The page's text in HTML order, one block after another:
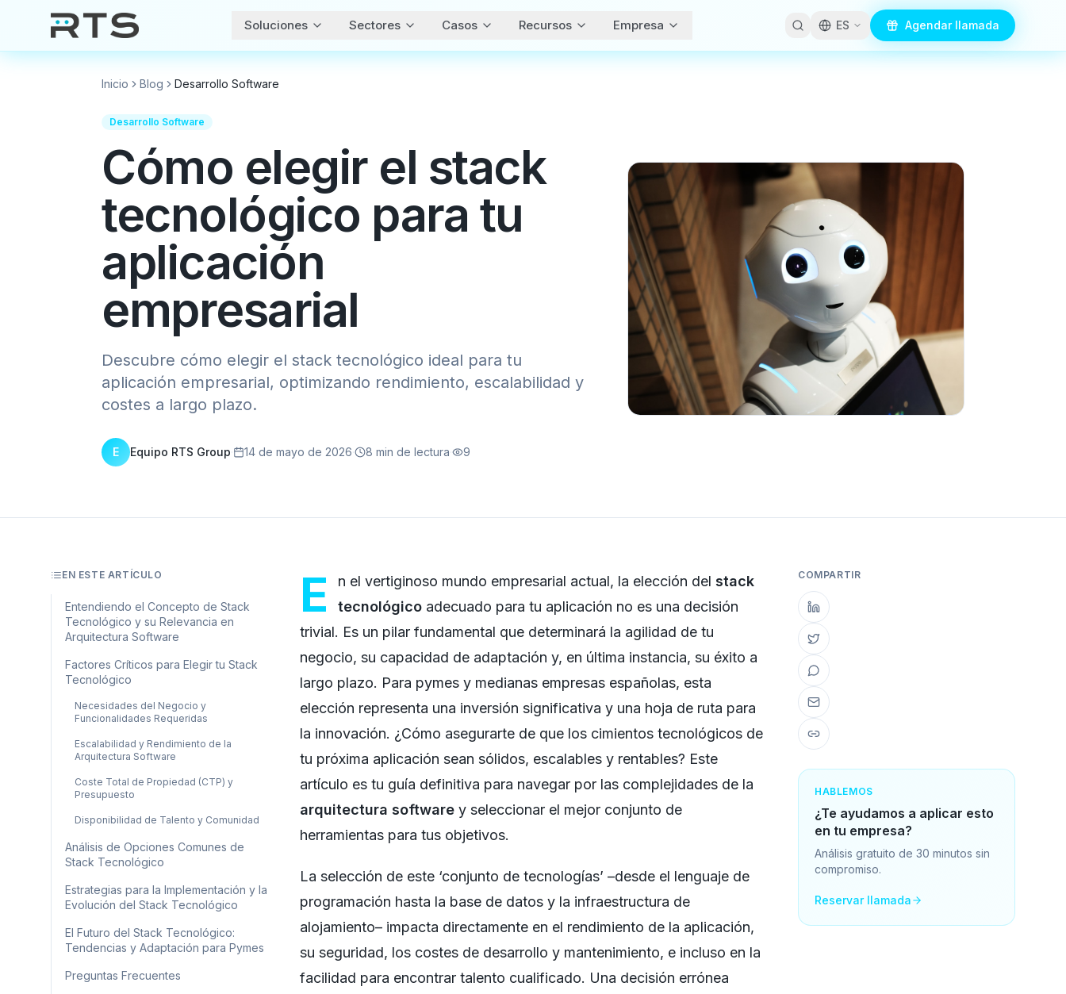
Soluciones Sectores Casos Recursos Empresa ES Agendar llamada
Inicio Blog Desarrollo Software
Desarrollo Software
Cómo elegir el stack
tecnológico para tu
aplicación
empresarial
Descubre cómo elegir el stack tecnológico ideal para tu
aplicación empresarial, optimizando rendimiento, escalabilidad y
costes a largo plazo.
E Equipo RTS Group· 14 de mayo de 2026· 8 min de lectura· 9
EN ESTE ARTÍCULO
Entendiendo el Concepto de Stack
Tecnológico y su Relevancia en
Arquitectura Software
Factores Críticos para Elegir tu Stack
Tecnológico
Necesidades del Negocio y
Funcionalidades Requeridas
Escalabilidad y Rendimiento de la
Arquitectura Software
Coste Total de Propiedad (CTP) y
Presupuesto
Disponibilidad de Talento y Comunidad
Análisis de Opciones Comunes de
Stack Tecnológico
Estrategias para la Implementación y la
Evolución del Stack Tecnológico
El Futuro del Stack Tecnológico:
Tendencias y Adaptación para Pymes
Preguntas Frecuentes
E n el vertiginoso mundo empresarial actual, la elección del stack
tecnológicoadecuado para tu aplicación no es una decisión
trivial. Es un pilar fundamental que determinará la agilidad de tu
negocio, su capacidad de adaptación y, en última instancia, su éxito a
largo plazo. Para pymes y medianas empresas españolas, esta
elección representa una inversión significativa y una hoja de ruta para
la innovación. ¿Cómo asegurarte de que los cimientos tecnológicos de
tu próxima aplicación sean sólidos, escalables y rentables? Este
artículo es tu guía definitiva para navegar por las complejidades de la
arquitectura softwarey seleccionar el mejor conjunto de
herramientas para tus objetivos.
La selección de este ‘conjunto de tecnologías’ –desde el lenguaje de
programación hasta la base de datos y la infraestructura de
alojamiento– impacta directamente en el rendimiento de la aplicación,
su seguridad, los costes de desarrollo y mantenimiento, e incluso en la
facilidad para encontrar talento cualificado. Una decisión errónea
COMPARTIR
HABLEMOS
¿Te ayudamos a aplicar esto
en tu empresa?
Análisis gratuito de 30 minutos sin
compromiso.
Reservar llamada